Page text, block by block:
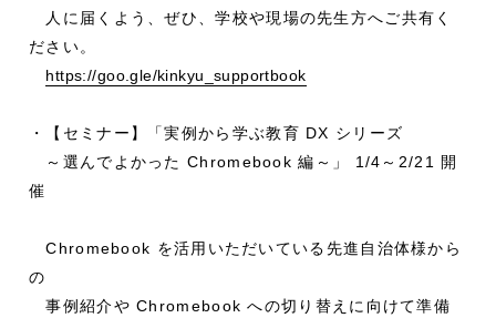
人に届くよう、ぜひ、学校や現場の先生方へご共有く
ださい。
https://goo.gle/kinkyu_supportbook
・【セミナー】「実例から学ぶ教育 DX シリーズ
～選んでよかった Chromebook 編～」 1/4～2/21 開
催
Chromebook を活用いただいている先進自治体様から
の
事例紹介や Chromebook への切り替えに向けて準備